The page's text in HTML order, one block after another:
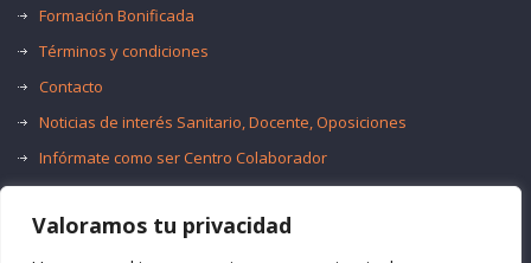
Valoramos tu privacidad
Formación Bonificada
Términos y condiciones
Contacto
Noticias de interés Sanitario, Docente, Oposiciones
Infórmate como ser Centro Colaborador
Trabaja con nosotros
Oferta de Empleo Público